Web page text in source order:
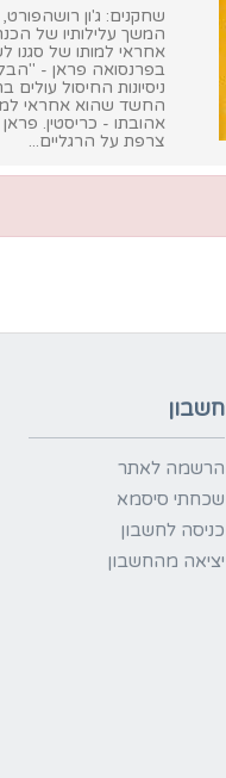
שחקנים: ג'ון
המשך עלילותיו של
אחראי למותו של סגנו
בפרנסואה פראן -
ניסיונות החיסול
החשד שהוא אחראי
אהובתו - כריסטין.
צרפת על הרגליים...
חשבון
הרשמה לאתר
שכחתי סיסמא
כניסה לחשבון
יציאה מהחשבון